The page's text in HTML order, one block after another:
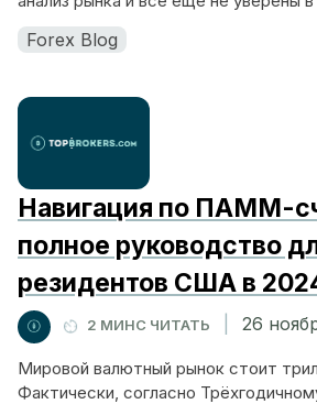
Forex Blog
Навигация по ПАММ-
полное руководство
резидентов США в
2 МИНС ЧИТАТЬ 26
Мировой валютный рынок стоит
Фактически, согласно